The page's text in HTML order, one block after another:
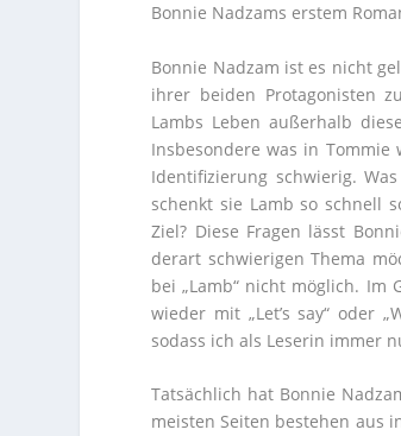
Bonnie Nadzams erstem
Bonnie Nadzam ist es nicht
ihrer beiden Protagonisten
Lambs Leben außerhalb
Insbesondere was in
Identifizierung schwierig.
schenkt sie Lamb so schnell
Ziel? Diese Fragen lässt
derart schwierigen Thema
bei „Lamb“ nicht möglich. Im
wieder mit „Let’s say“ oder
sodass ich als Leserin immer
Tatsächlich hat Bonnie
meisten Seiten bestehen aus